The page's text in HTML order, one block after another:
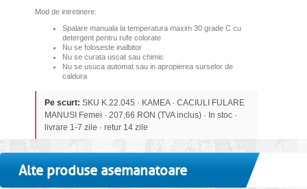
Mod de intretinere:
Spalare manuala la temperatura maxim 30 grade C cu
detergent pentru rufe colorate
Nu se foloseste inalbitor
Nu se curata uscat sau chimic
Nu se usuca automat sau in apropierea surselor de
caldura
Pe scurt: SKU K.22.045 · KAMEA · CACIULI FULARE
MANUSI Femei · 207,66 RON (TVA inclus) · In stoc ·
livrare 1-7 zile · retur 14 zile
Alte produse asemanatoare